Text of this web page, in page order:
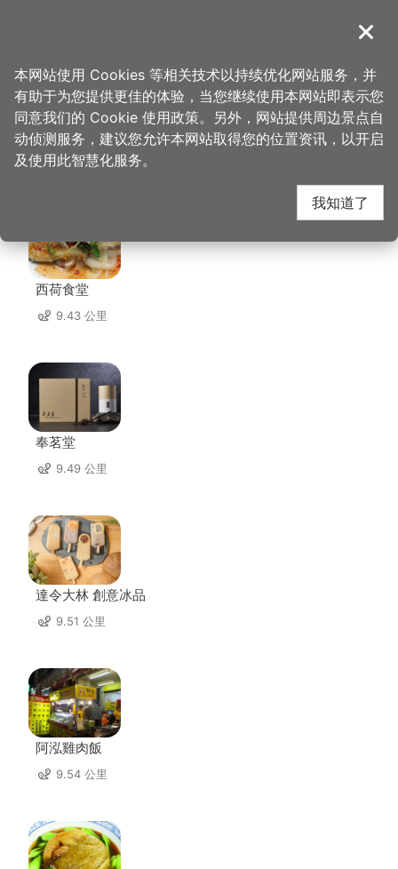
導覽
首页 > 想去的地方 > 住宿 > 豆子一家轻旅
豆子一家轻旅 周边店家
西荷食堂
9.43 公里
奉茗堂
9.49 公里
達令大林 創意冰品
9.51 公里
阿泓雞肉飯
9.54 公里
关闭
本网站使用 Cookies 等相关技术以持续优化网站服务，并
有助于为您提供更佳的体验，当您继续使用本网站即表示您
同意我们的 Cookie 使用政策。另外，网站提供周边景点自
动侦测服务，建议您允许本网站取得您的位置资讯，以开启
及使用此智慧化服务。
我知道了